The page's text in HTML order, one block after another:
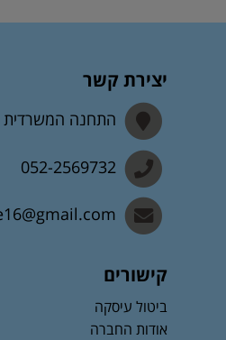
יצירת קשר
התחנה המשרדית
052-2569732
קישורים
ביטול עיסקה
אודות החברה